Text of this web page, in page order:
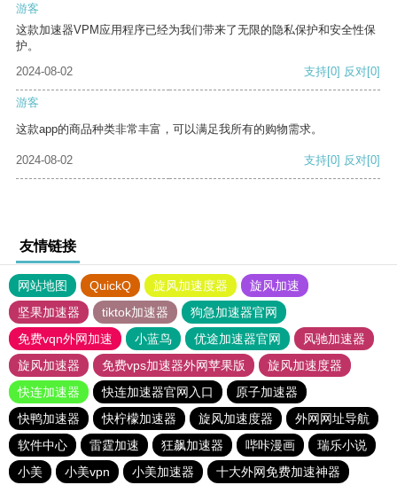
游客
这款加速器VPM应用程序已经为我们带来了无限的隐私保护和安全性保
护。
2024-08-02
支持[0] 反对[0]
游客
这款app的商品种类非常丰富，可以满足我所有的购物需求。
2024-08-02 支持[0] 反对[0]
友情链接
网站地图 QuickQ 旋风加速度器
旋风加速
坚果加速器
tiktok加速器
狗急加速器官网
免费vqn外网加速
小蓝鸟 优途加速器官网
风驰加速器
旋风加速器
免费vps加速器外网苹果版
旋风加速度器
快连加速器
快连加速器官网入口
原子加速器
快鸭加速器
快柠檬加速器 旋风加速度器
外网网址导航
软件中心
雷霆加速 狂飙加速器 哔咔漫画
瑞乐小说
小美
小美vpn 小美加速器
十大外网免费加速神器